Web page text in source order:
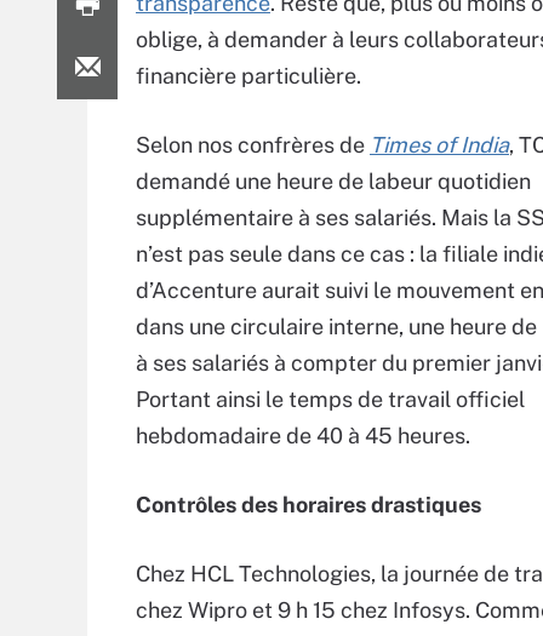
oblige, à demander à leurs
financière particulière.
Selon nos confrères de Times of India,
demandé une heure de labeur quotidien
supplémentaire à ses salariés. Mais la
n’est pas seule dans ce cas : la filiale
d’Accenture aurait suivi le mouvement
dans une circulaire interne, une heure
à ses salariés à compter du premier
Portant ainsi le temps de travail officiel
hebdomadaire de 40 à 45 heures.
Contrôles des horaires drastiques
Chez HCL Technologies, la journée de
chez Wipro et 9 h 15 chez Infosys.